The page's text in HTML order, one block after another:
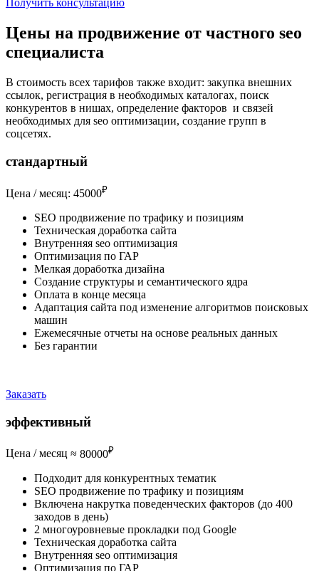
Получить консультацию
Цены на продвижение от частного seo
специалиста
В стоимость всех тарифов также входит: закупка внешних
ссылок, регистрация в необходимых каталогах, поиск
конкурентов в нишах, определение факторов и связей
необходимых для seo оптимизации, создание групп в
соцсетях.
стандартный
Цена / месяц: 45000₽
SEO продвижение по трафику и позициям
Техническая доработка сайта
Внутренняя seo оптимизация
Оптимизация по ГАР
Мелкая доработка дизайна
Создание структуры и семантического ядра
Оплата в конце месяца
Адаптация сайта под изменение алгоритмов поисковых
машин
Ежемесячные отчеты на основе реальных данных
Без гарантии
Заказать
эффективный
Цена / месяц ≈ 80000₽
Подходит для конкурентных тематик
SEO продвижение по трафику и позициям
Включена накрутка поведенческих факторов (до 400
заходов в день)
2 многоуровневые прокладки под Google
Техническая доработка сайта
Внутренняя seo оптимизация
Оптимизация по ГАР